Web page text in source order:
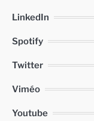
LinkedIn
Spotify
Twitter
Viméo
Youtube